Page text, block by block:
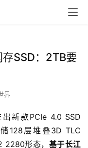
SSD：2TB要
界
新款PCIe 4.0 SSD
128层堆叠3D TLC
2280形态， 基于长江